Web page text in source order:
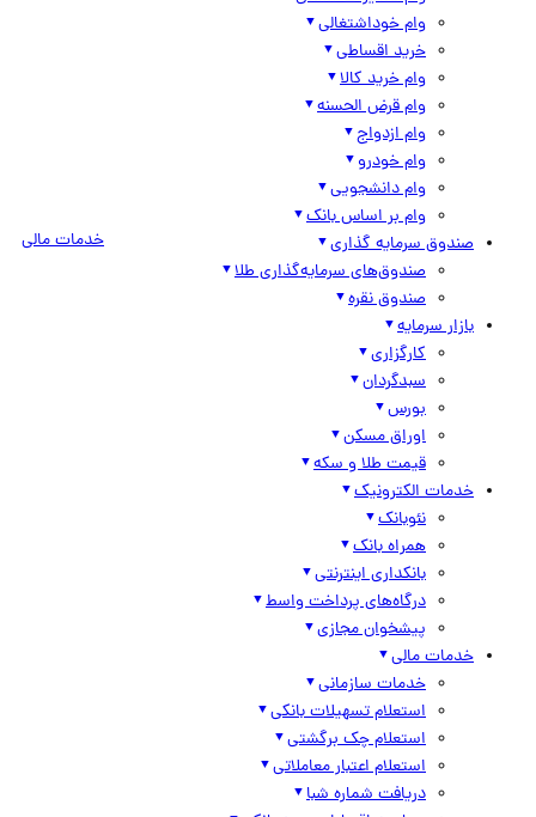
وام خوداشتغالی
خرید اقساطی
وام خرید کالا
وام قرض الحسنه
وام ازدواج
وام خودرو
وام دانشجویی
وام بر اساس بانک
صندوق سرمایه گذاری
صندوق‌های سرمایه‌گذاری طلا
صندوق نقره
بازار سرمایه
کارگزاری
سبدگردان
بورس
اوراق مسکن
قیمت طلا و سکه
خدمات الکترونیک
نئوبانک
همراه بانک
بانکداری اینترنتی
درگاه‌های پرداخت واسط
پیشخوان مجازی
خدمات مالی
خدمات سازمانی
استعلام تسهیلات بانکی
استعلام چک برگشتی
استعلام اعتبار معاملاتی
دریافت شماره شبا
خدمات مالی